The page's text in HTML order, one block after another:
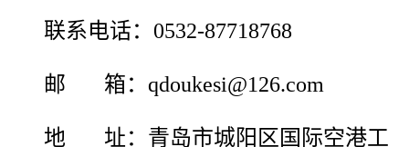
联系电话：0532-87718768
邮 箱：qdoukesi@126.com
地 址：青岛市城阳区国际空港工